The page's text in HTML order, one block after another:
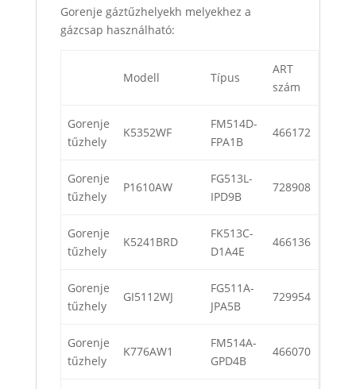
Gorenje gáztűzhelyekh melyekhez a
gázcsap használható:
Modell Típus
ART
szám
Gorenje
tűzhely
K5352WF
FM514D-
FPA1B
466172
Gorenje
tűzhely
P1610AW
FG513L-
IPD9B
728908
Gorenje
tűzhely
K5241BRD
FK513C-
D1A4E
466136
Gorenje
tűzhely
GI5112WJ
FG511A-
JPA5B
729954
Gorenje
tűzhely
K776AW1
FM514A-
GPD4B
466070